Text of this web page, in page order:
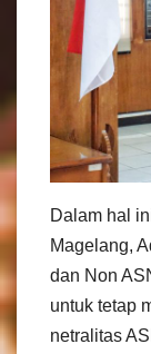
Dalam hal
Magelang,
dan Non
untuk tetap
netralitas